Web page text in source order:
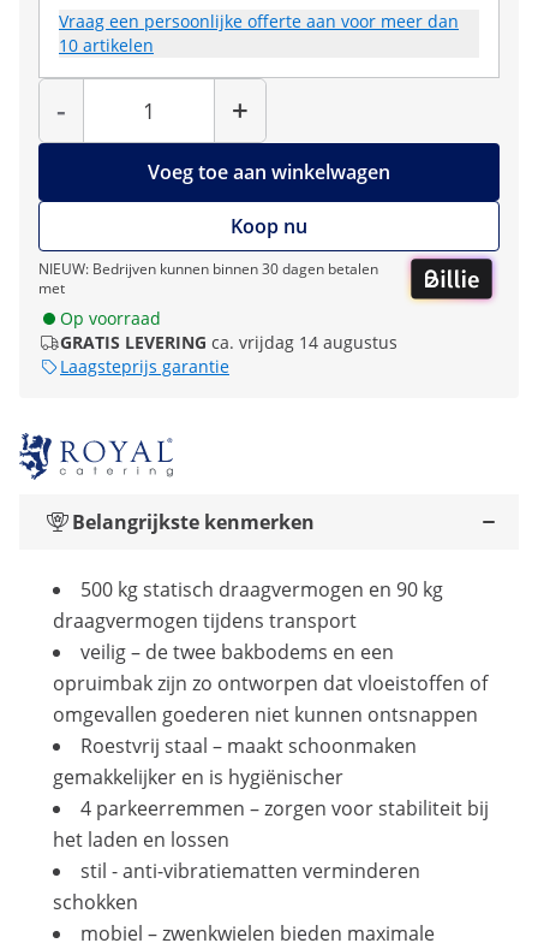
Vraag een persoonlijke offerte aan voor meer dan
10 artikelen
-
Hoeveelheid
+
Voeg toe aan winkelwagen
Koop nu
NIEUW: Bedrijven kunnen binnen 30 dagen betalen
met
Op voorraad
GRATIS LEVERING ca. vrijdag 14 augustus
Laagsteprijs garantie
Belangrijkste kenmerken
500 kg statisch draagvermogen en 90 kg
draagvermogen tijdens transport
veilig – de twee bakbodems en een
opruimbak zijn zo ontworpen dat vloeistoffen of
omgevallen goederen niet kunnen ontsnappen
Roestvrij staal – maakt schoonmaken
gemakkelijker en is hygiënischer
4 parkeerremmen – zorgen voor stabiliteit bij
het laden en lossen
stil - anti-vibratiematten verminderen
schokken
mobiel – zwenkwielen bieden maximale